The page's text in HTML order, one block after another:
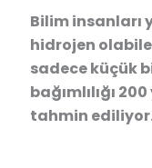
Bilim
hidrojen
sadece küçük
bağımlılığı
tahmin